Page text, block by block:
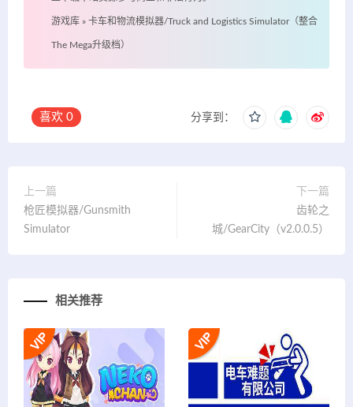
游戏库 » 卡车和物流模拟器/Truck and Logistics Simulator（整合
The Mega升级档）
喜欢 0 分享到：
上一篇
枪匠模拟器/Gunsmith
Simulator
下一篇
齿轮之
城/GearCity（v2.0.0.5）
相关推荐